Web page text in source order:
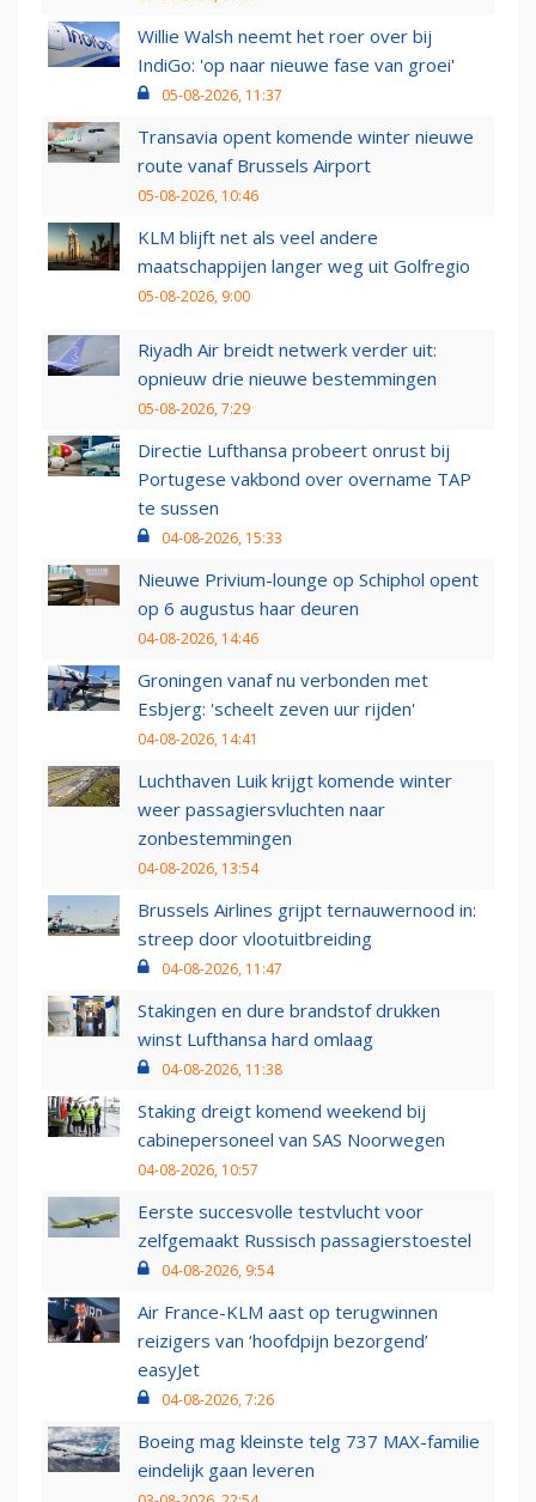
Willie Walsh neemt het roer over bij
IndiGo: 'op naar nieuwe fase van groei'
05-08-2026, 11:37
Transavia opent komende winter nieuwe
route vanaf Brussels Airport
05-08-2026, 10:46
KLM blijft net als veel andere
maatschappijen langer weg uit Golfregio
05-08-2026, 9:00
Riyadh Air breidt netwerk verder uit:
opnieuw drie nieuwe bestemmingen
05-08-2026, 7:29
Directie Lufthansa probeert onrust bij
Portugese vakbond over overname TAP
te sussen
04-08-2026, 15:33
Nieuwe Privium-lounge op Schiphol opent
op 6 augustus haar deuren
04-08-2026, 14:46
Groningen vanaf nu verbonden met
Esbjerg: 'scheelt zeven uur rijden'
04-08-2026, 14:41
Luchthaven Luik krijgt komende winter
weer passagiersvluchten naar
zonbestemmingen
04-08-2026, 13:54
Brussels Airlines grijpt ternauwernood in:
streep door vlootuitbreiding
04-08-2026, 11:47
Stakingen en dure brandstof drukken
winst Lufthansa hard omlaag
04-08-2026, 11:38
Staking dreigt komend weekend bij
cabinepersoneel van SAS Noorwegen
04-08-2026, 10:57
Eerste succesvolle testvlucht voor
zelfgemaakt Russisch passagierstoestel
04-08-2026, 9:54
Air France-KLM aast op terugwinnen
reizigers van ‘hoofdpijn bezorgend’
easyJet
04-08-2026, 7:26
Boeing mag kleinste telg 737 MAX-familie
eindelijk gaan leveren